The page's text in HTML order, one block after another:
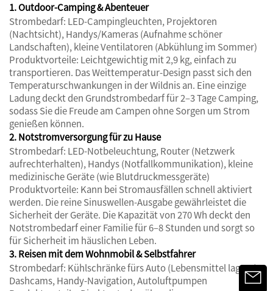
1. Outdoor-Camping & Abenteuer
Strombedarf: LED-Campingleuchten, Projektoren
(Nachtsicht), Handys/Kameras (Aufnahme schöner
Landschaften), kleine Ventilatoren (Abkühlung im Sommer)
Produktvorteile: Leichtgewichtig mit 2,9 kg, einfach zu
transportieren. Das Weittemperatur-Design passt sich den
Temperaturschwankungen in der Wildnis an. Eine einzige
Ladung deckt den Grundstrombedarf für 2–3 Tage Camping,
sodass Sie die Freude am Campen ohne Sorgen um Strom
genießen können.
2. Notstromversorgung für zu Hause
Strombedarf: LED-Notbeleuchtung, Router (Netzwerk
aufrechterhalten), Handys (Notfallkommunikation), kleine
medizinische Geräte (wie Blutdruckmessgeräte)
Produktvorteile: Kann bei Stromausfällen schnell aktiviert
werden. Die reine Sinuswellen-Ausgabe gewährleistet die
Sicherheit der Geräte. Die Kapazität von 270 Wh deckt den
Notstrombedarf einer Familie für 6–8 Stunden und sorgt so
für Sicherheit im häuslichen Leben.
3. Reisen mit dem Wohnmobil & Selbstfahrer
Strombedarf: Kühlschränke fürs Auto (Lebensmittel lagern),
Dashcams, Handy-Navigation, Autoluftpumpen